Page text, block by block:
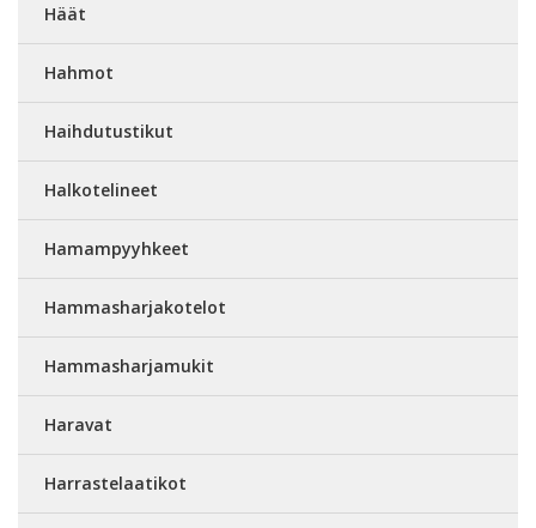
Häät
Hahmot
Haihdutustikut
Halkotelineet
Hamampyyhkeet
Hammasharjakotelot
Hammasharjamukit
Haravat
Harrastelaatikot